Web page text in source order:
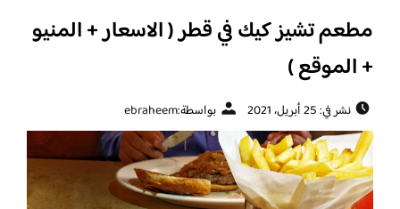
مطعم تشيز كيك في قطر ( الاسعار + المنيو
+ الموقع )
نشر في: 25 أبريل، 2021 بواسطة:ebraheem